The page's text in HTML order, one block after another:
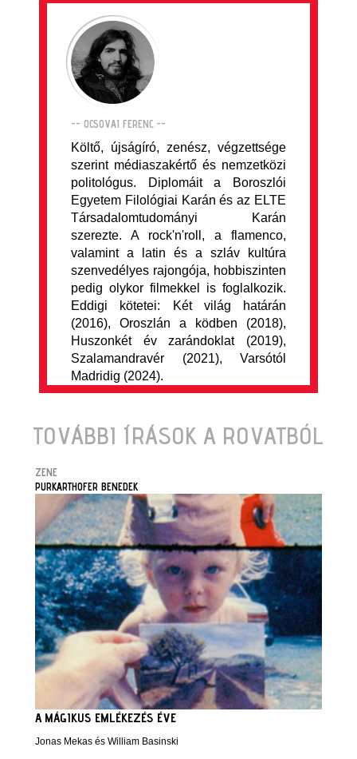
-- OCSOVAI FERENC --
Költő, újságíró, zenész, végzettsége
szerint médiaszakértő és nemzetközi
politológus. Diplomáit a Boroszlói
Egyetem Filológiai Karán és az ELTE
Társadalomtudományi Karán
szerezte. A rock'n'roll, a flamenco,
valamint a latin és a szláv kultúra
szenvedélyes rajongója, hobbiszinten
pedig olykor filmekkel is foglalkozik.
Eddigi kötetei: Két világ határán
(2016), Oroszlán a ködben (2018),
Huszonkét év zarándoklat (2019),
Szalamandravér (2021), Varsótól
Madridig (2024).
TOVÁBBI ÍRÁSOK A ROVATBÓL
ZENE
PURKARTHOFER BENEDEK
A MÁGIKUS EMLÉKEZÉS ÉVE
Jonas Mekas és William Basinski